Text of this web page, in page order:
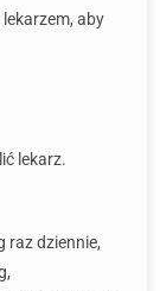
aby
lekarz.
raz dziennie,